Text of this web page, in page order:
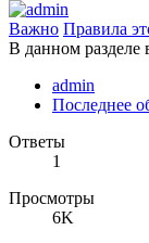
Важно Правила
В данном разделе
admin
Последнее
Ответы
1
Просмотры
6K